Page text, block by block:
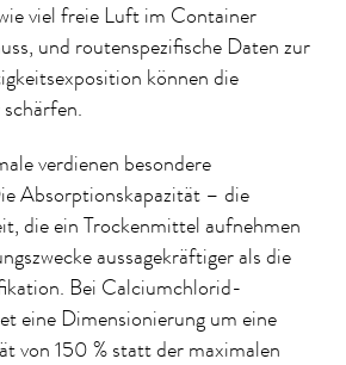
viel freie Luft im Container
und routenspezifische Daten zur
können die
verdienen besondere
Absorptionskapazität – die
die ein Trockenmittel aufnehmen
aussagekräftiger als die
Bei Calciumchlorid-
eine Dimensionierung um eine
von 150 % statt der maximalen